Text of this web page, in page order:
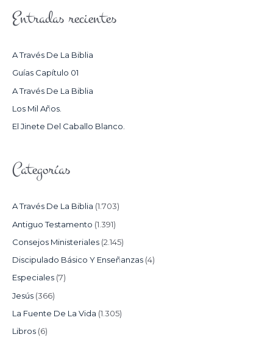
C
R
:
Entradas recientes
A Través De La Biblia
Guías Capítulo 01
A Través De La Biblia
Los Mil Años.
El Jinete Del Caballo Blanco.
Categorías
A Través De La Biblia (1.703)
Antiguo Testamento (1.391)
Consejos Ministeriales (2.145)
Discipulado Básico Y Enseñanzas (4)
Especiales (7)
Jesús (366)
La Fuente De La Vida (1.305)
Libros (6)